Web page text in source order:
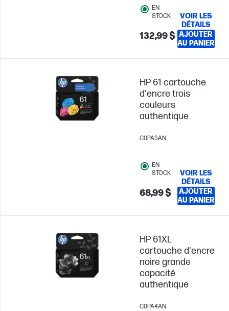
EN
STOCK
132,99 $
VOIR LES
DÉTAILS
AJOUTER
AU PANIER
HP 61 cartouche
d'encre trois
couleurs
authentique
C0PA5AN
EN
STOCK
68,99 $
VOIR LES
DÉTAILS
AJOUTER
AU PANIER
HP 61XL
cartouche d'encre
noire grande
capacité
authentique
C0PA4AN